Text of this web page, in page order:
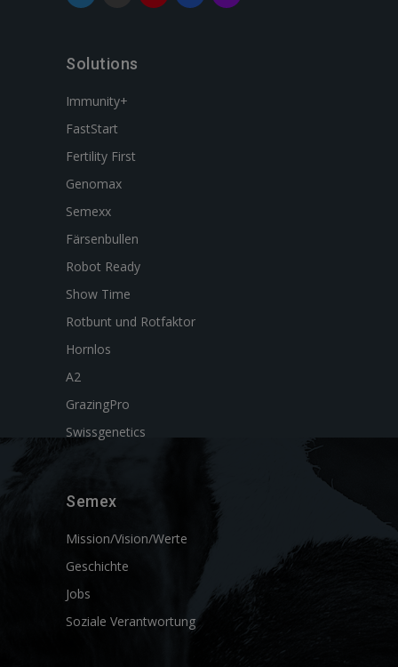
Solutions
Immunity+
FastStart
Fertility First
Genomax
Semexx
Färsenbullen
Robot Ready
Show Time
Rotbunt und Rotfaktor
Hornlos
A2
GrazingPro
Swissgenetics
Semex
Mission/Vision/Werte
Geschichte
Jobs
Soziale Verantwortung